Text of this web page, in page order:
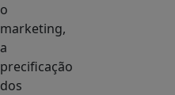
o
marketing,
a
precificação
dos